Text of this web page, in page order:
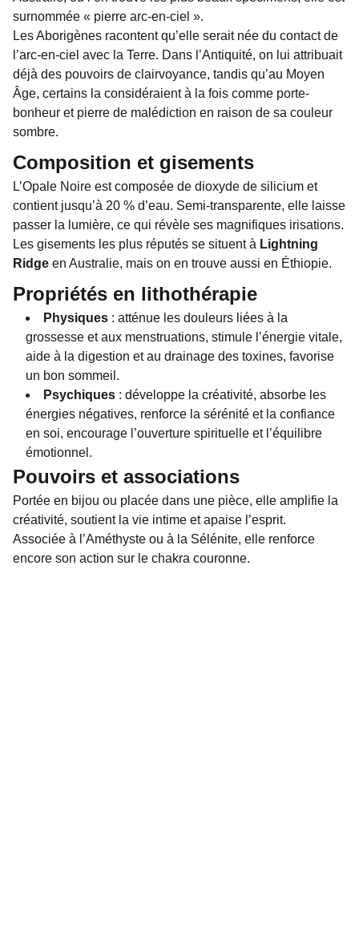
surnommée « pierre arc-en-ciel ».
Les Aborigènes racontent qu’elle serait née du contact de
l’arc-en-ciel avec la Terre. Dans l’Antiquité, on lui attribuait
déjà des pouvoirs de clairvoyance, tandis qu’au Moyen
Âge, certains la considéraient à la fois comme porte-
bonheur et pierre de malédiction en raison de sa couleur
sombre.
Composition et gisements
L’Opale Noire est composée de dioxyde de silicium et
contient jusqu’à 20 % d’eau. Semi-transparente, elle laisse
passer la lumière, ce qui révèle ses magnifiques irisations.
Les gisements les plus réputés se situent à Lightning
Ridge en Australie, mais on en trouve aussi en Éthiopie.
Propriétés en lithothérapie
Physiques : atténue les douleurs liées à la
grossesse et aux menstruations, stimule l’énergie vitale,
aide à la digestion et au drainage des toxines, favorise
un bon sommeil.
Psychiques : développe la créativité, absorbe les
énergies négatives, renforce la sérénité et la confiance
en soi, encourage l’ouverture spirituelle et l’équilibre
émotionnel.
Pouvoirs et associations
Portée en bijou ou placée dans une pièce, elle amplifie la
créativité, soutient la vie intime et apaise l’esprit.
Associée à l’Améthyste ou à la Sélénite, elle renforce
encore son action sur le chakra couronne.